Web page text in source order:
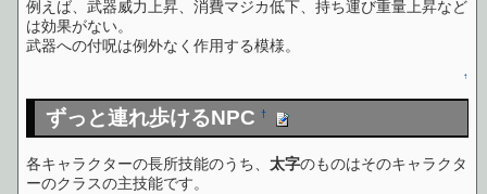
例えば、武器威力上昇、消費マジカ低下、持ち運び重量上昇など
は効果がない。
武器への付呪は例外なく作用する模様。
↑
ずっと連れ歩けるNPC†
各キャラクターの長所技能のうち、太字のものはそのキャラクタ
ーのクラスの主技能です。